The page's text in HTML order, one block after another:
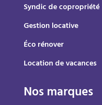
Syndic de copropriété
Gestion locative
Éco rénover
Location de vacances
Nos marques